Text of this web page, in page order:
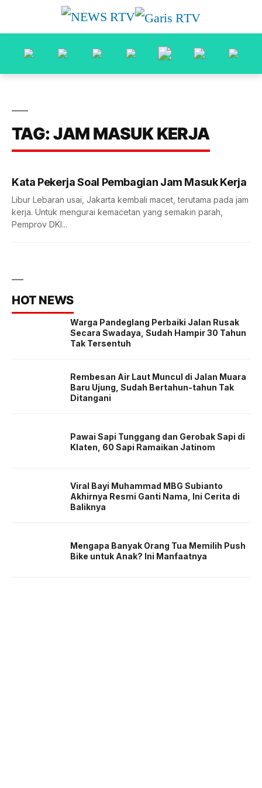
TAG: JAM MASUK KERJA
Kata Pekerja Soal Pembagian Jam Masuk Kerja
Libur Lebaran usai, Jakarta kembali macet, terutama pada jam
kerja. Untuk mengurai kemacetan yang semakin parah,
Pemprov DKI...
HOT NEWS
Warga Pandeglang Perbaiki Jalan Rusak
Secara Swadaya, Sudah Hampir 30 Tahun
Tak Tersentuh
Rembesan Air Laut Muncul di Jalan Muara
Baru Ujung, Sudah Bertahun-tahun Tak
Ditangani
Pawai Sapi Tunggang dan Gerobak Sapi di
Klaten, 60 Sapi Ramaikan Jatinom
Viral Bayi Muhammad MBG Subianto
Akhirnya Resmi Ganti Nama, Ini Cerita di
Baliknya
Mengapa Banyak Orang Tua Memilih Push
Bike untuk Anak? Ini Manfaatnya